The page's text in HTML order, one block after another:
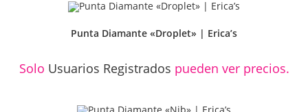
Punta Diamante «Droplet» | Erica’s
Solo Usuarios Registrados pueden ver precios.